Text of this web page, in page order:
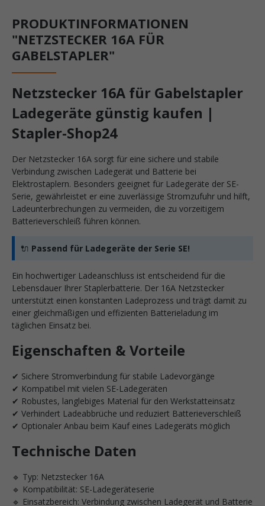
PRODUKTINFORMATIONEN
"NETZSTECKER 16A FÜR
GABELSTAPLER"
Netzstecker 16A für Gabelstapler
Ladegeräte günstig kaufen |
Stapler-Shop24
Der Netzstecker 16A sorgt für eine sichere und stabile
Verbindung zwischen Ladegerät und Batterie bei
Elektrostaplern. Besonders geeignet für Ladegeräte der SE-
Serie, gewährleistet er eine zuverlässige Stromzufuhr und hilft,
Ladeunterbrechungen zu vermeiden, die zu vorzeitigem
Batterieverschleiß führen können.
🔌 Passend für Ladegeräte der Serie SE!
Ein hochwertiger Ladeanschluss ist entscheidend für die
Lebensdauer Ihrer Staplerbatterie. Der 16A Netzstecker
unterstützt einen konstanten Ladeprozess und trägt damit zu
einer gleichmäßigen und effizienten Batterieladung im
täglichen Einsatz bei.
Eigenschaften & Vorteile
✔ Sichere Stromverbindung für stabile Ladevorgänge
✔ Kompatibel mit vielen SE-Ladegeräten
✔ Robustes, langlebiges Material für den Werkstatteinsatz
✔ Verhindert Ladeabbrüche und reduziert Batterieverschleiß
✔ Optionaler Anbau beim Kauf eines Ladegeräts möglich
Technische Daten
🔹 Typ: Netzstecker 16A
🔹 Kompatibilität: SE-Ladegeräteserie
🔹 Einsatzbereich: Verbindung zwischen Ladegerät und Batterie